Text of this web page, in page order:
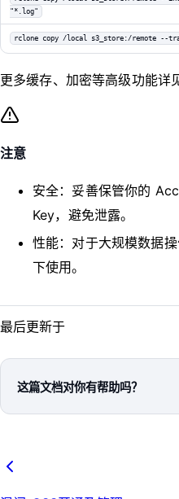
"*.log"
rclone copy /local s3_store:/remote --
更多缓存、加密等高级功能详
注意
安全：妥善保管你的
Key，避免泄露。
性能：对于大规模数据
下使用。
最后更新于
这篇文档对你有帮助吗？